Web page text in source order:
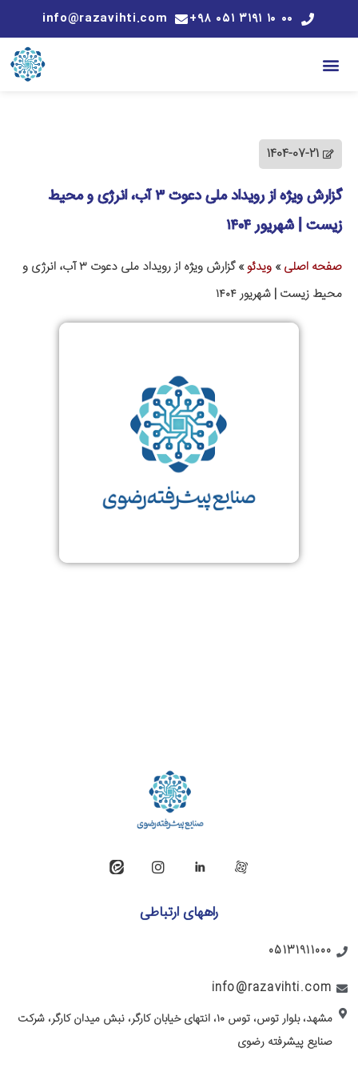
۰۰ ۱۰ ۳۱۹۱ ۰۵۱ ۹۸+ info@razavihti.com
1404-07-21
گزارش ویژه از رویداد ملی دعوت ۳ آب، انرژی و محیط
زیست | شهریور ۱۴۰۴
صفحه اصلی» ویدئو»
گزارش ویژه از رویداد ملی دعوت ۳ آب، انرژی و
محیط زیست | شهریور ۱۴۰۴
راههای ارتباطی
05131911000
info@razavihti.com
مشهد، بلوار توس، توس ۱۰، انتهای خیابان کارگر، نبش میدان کارگر، شرکت
صنایع پیشرفته رضوی